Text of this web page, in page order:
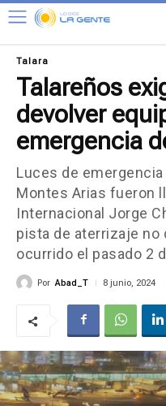
Talara
Talareños
devolver
emergencia
Luces de
Montes Arias fueron
Internacional Jorge
pista de aterrizaje no
ocurrido el pasado 2
Por Abad_T 8 junio, 2024